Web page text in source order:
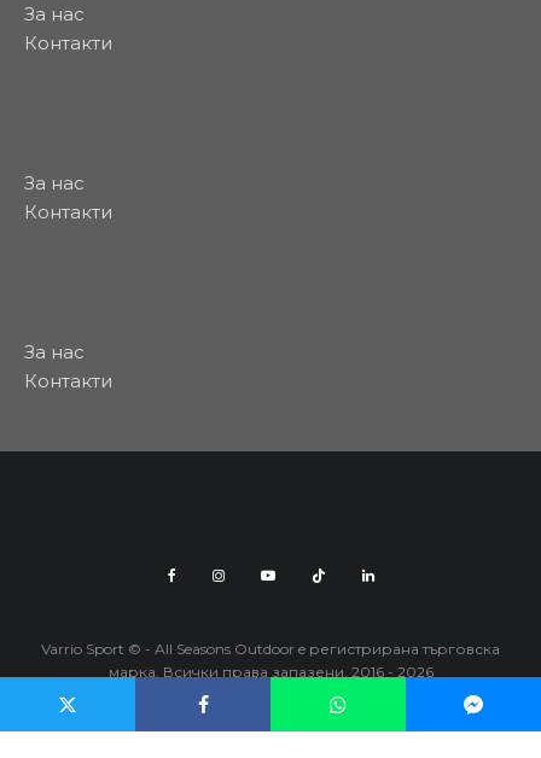
За нас
Контакти
За нас
Контакти
За нас
Контакти
Varrio Sport © - All Seasons Outdoor e регистрирана търговска
марка. Всички права запазени. 2016 - 2026